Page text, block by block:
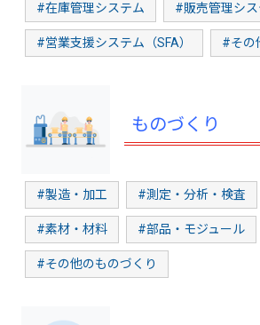
#在庫管理システム #販売管理シス
#営業支援システム（SFA） #その
ものづくり
#製造・加工 #測定・分析・検査
#素材・材料 #部品・モジュール
#その他のものづくり